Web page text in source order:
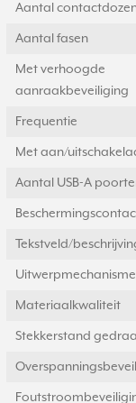
Aantal
Aantal fasen
Met verhoogde
aanraakbeveiliging
Frequentie
Met aan/
Aantal USB-A
Tekstveld/
Uitwerpmechanisme
Materiaalkwaliteit
Stekkerstand